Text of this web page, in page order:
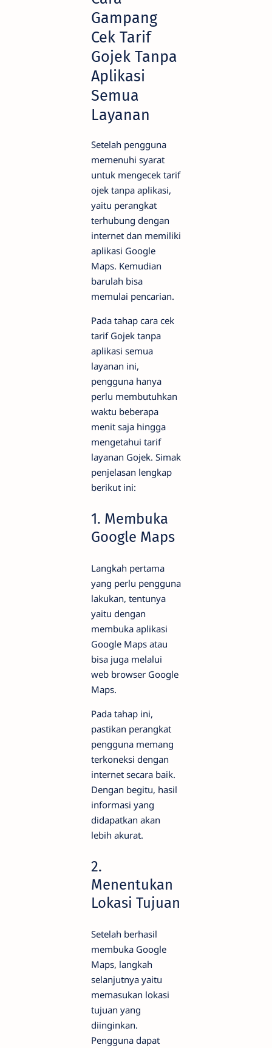
Gampang
Cek Tarif
Gojek Tanpa
Aplikasi
Semua
Layanan
Setelah pengguna
memenuhi syarat
untuk mengecek tarif
ojek tanpa aplikasi,
yaitu perangkat
terhubung dengan
internet dan memiliki
aplikasi Google
Maps. Kemudian
barulah bisa
memulai pencarian.
Pada tahap cara cek
tarif Gojek tanpa
aplikasi semua
layanan ini,
pengguna hanya
perlu membutuhkan
waktu beberapa
menit saja hingga
mengetahui tarif
layanan Gojek. Simak
penjelasan lengkap
berikut ini:
1. Membuka
Google Maps
Langkah pertama
yang perlu pengguna
lakukan, tentunya
yaitu dengan
membuka aplikasi
Google Maps atau
bisa juga melalui
web browser Google
Maps.
Pada tahap ini,
pastikan perangkat
pengguna memang
terkoneksi dengan
internet secara baik.
Dengan begitu, hasil
informasi yang
didapatkan akan
lebih akurat.
2.
Menentukan
Lokasi Tujuan
Setelah berhasil
membuka Google
Maps, langkah
selanjutnya yaitu
memasukan lokasi
tujuan yang
diinginkan.
Pengguna dapat